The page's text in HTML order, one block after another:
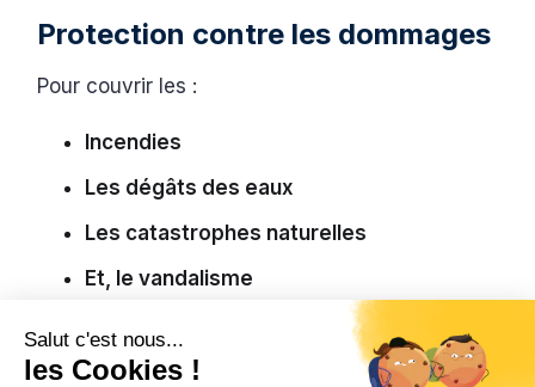
Protection contre les dommages
Pour couvrir les :
Incendies
Les dégâts des eaux
Les catastrophes naturelles
Et, le vandalisme
Responsabilité civile
Salut c'est nous...
les Cookies !